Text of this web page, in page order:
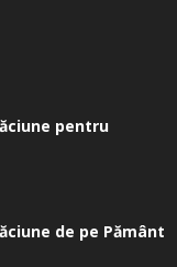
pentru
de pe Pământ